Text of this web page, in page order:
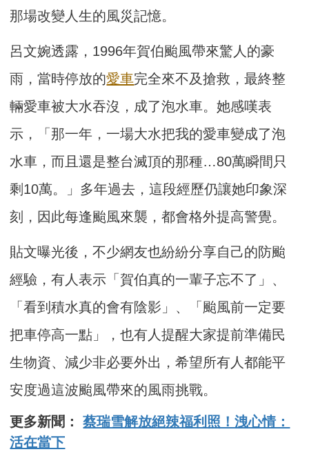
那場改變人生的風災記憶。
呂文婉透露，1996年賀伯颱風帶來驚人的豪
雨，當時停放的愛車完全來不及搶救，最終整
輛愛車被大水吞沒，成了泡水車。她感嘆表
示，「那一年，一場大水把我的愛車變成了泡
水車，而且還是整台滅頂的那種…80萬瞬間只
剩10萬。」多年過去，這段經歷仍讓她印象深
刻，因此每逢颱風來襲，都會格外提高警覺。
貼文曝光後，不少網友也紛紛分享自己的防颱
經驗，有人表示「賀伯真的一輩子忘不了」、
「看到積水真的會有陰影」、「颱風前一定要
把車停高一點」，也有人提醒大家提前準備民
生物資、減少非必要外出，希望所有人都能平
安度過這波颱風帶來的風雨挑戰。
更多新聞：蔡瑞雪解放絕辣福利照！洩心情：
活在當下